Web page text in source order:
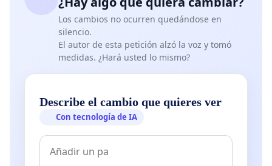
Los cambios no ocurren quedándose en
silencio.
El autor de esta petición alzó la voz y tomó
medidas. ¿Hará usted lo mismo?
Describe el cambio que quieres ver
Con tecnología de IA